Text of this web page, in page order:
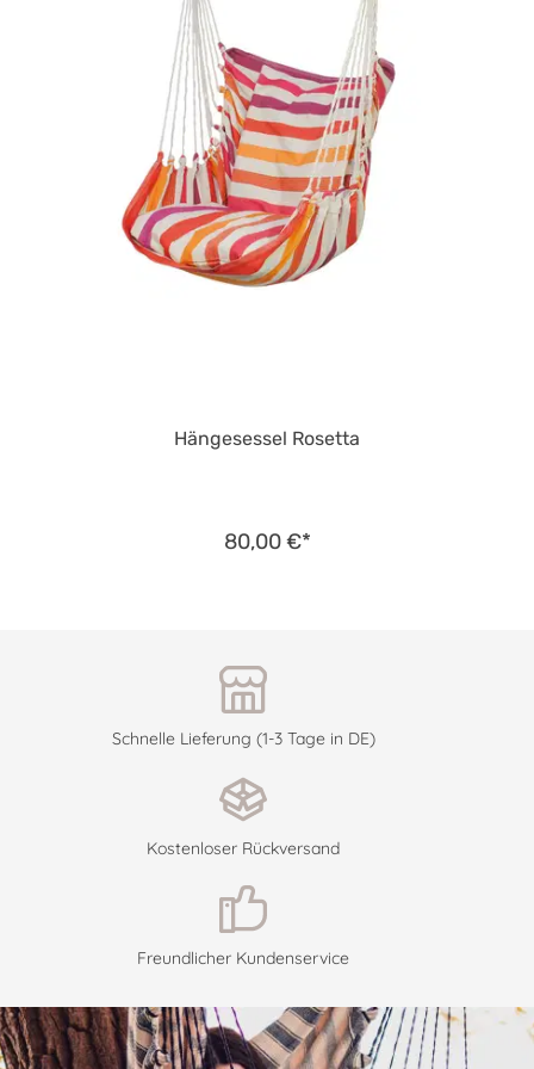
Hängesessel Rosetta
80,00 €*
Schnelle Lieferung (1-3 Tage in DE)
Kostenloser Rückversand
Freundlicher Kundenservice